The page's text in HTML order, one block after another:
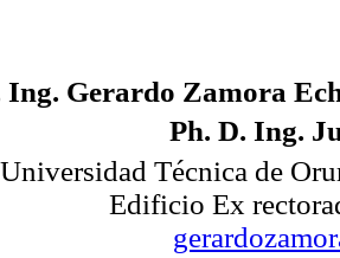
Ing. Gerardo Zamora
Ph. D. Ing.
Universidad Técnica de
Edificio Ex